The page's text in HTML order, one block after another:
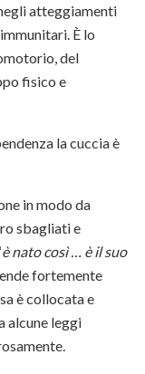
atteggiamenti
È lo
del
fisico e
la cuccia è
in modo da
sbagliati e
è nato così … è il suo
fortemente
è collocata e
alcune leggi